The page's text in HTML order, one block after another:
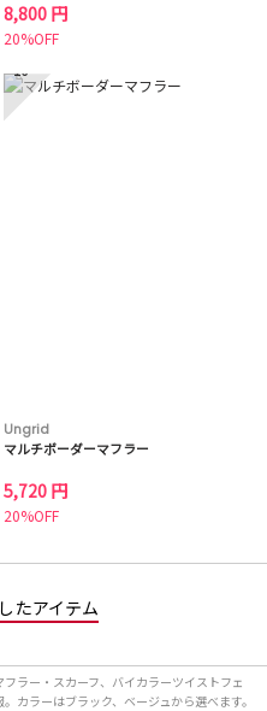
8,800 円
20%OFF
10
Ungrid
マルチボーダーマフラー
5,720 円
20%OFF
たアイテム
ラー・スカーフ、バイカラーツイストフェ
カラーはブラック、ベージュから選べます。